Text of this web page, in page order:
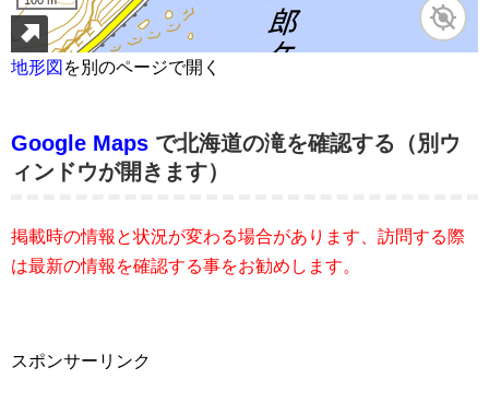
地形図 を別のページで開く
Google Maps で北海道の滝を確認する（別ウ
ィンドウが開きます）
掲載時の情報と状況が変わる場合があります、訪問する際
は最新の情報を確認する事をお勧めします。
スポンサーリンク